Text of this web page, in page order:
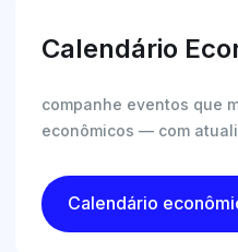
Calendário
companhe eventos que
econômicos — com
Calendário